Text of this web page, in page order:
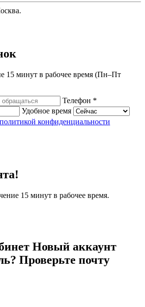
15 минут в рабочее время (Пн–Пт
Телефон *
Удобное время
политикой конфиденциальности
15 минут в рабочее время.
Новый аккаунт
Проверьте почту